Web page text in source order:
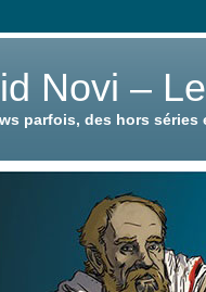
Novi –
parfois, des hors séries